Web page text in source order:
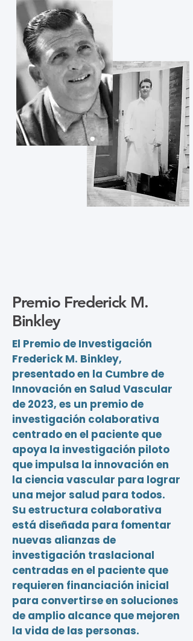
Premio Frederick M.
Binkley
El Premio de Investigación
Frederick M. Binkley,
presentado en la Cumbre de
Innovación en Salud Vascular
de 2023, es un premio de
investigación colaborativa
centrado en el paciente que
apoya la investigación piloto
que impulsa la innovación en
la ciencia vascular para lograr
una mejor salud para todos.
Su estructura colaborativa
está diseñada para fomentar
nuevas alianzas de
investigación traslacional
centradas en el paciente que
requieren financiación inicial
para convertirse en soluciones
de amplio alcance que mejoren
la vida de las personas.